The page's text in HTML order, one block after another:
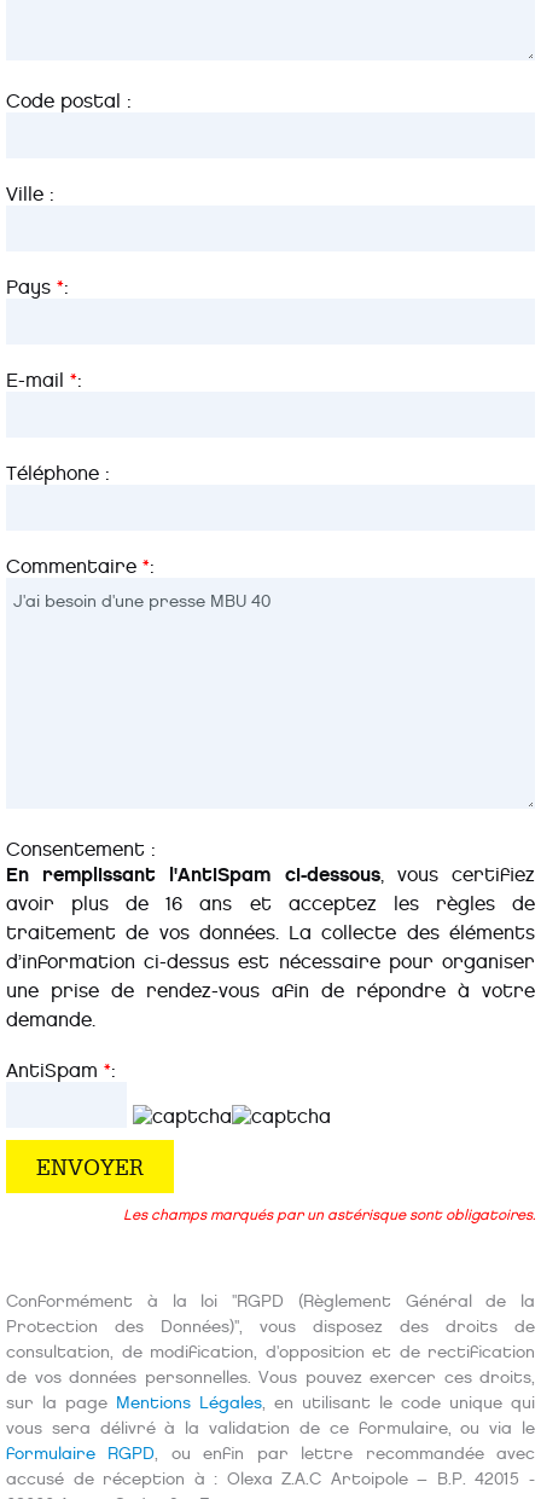
Code postal :
Ville :
Pays *:
E-mail *:
Téléphone :
Commentaire *:
Consentement :
En remplissant l'AntiSpam ci-dessous, vous certifiez
avoir plus de 16 ans et acceptez les règles de
traitement de vos données. La collecte des éléments
d’information ci-dessus est nécessaire pour organiser
une prise de rendez-vous afin de répondre à votre
demande.
AntiSpam *:
Les champs marqués par un astérisque sont obligatoires.
Conformément à la loi "RGPD (Règlement Général de la
Protection des Données)", vous disposez des droits de
consultation, de modification, d'opposition et de rectification
de vos données personnelles. Vous pouvez exercer ces droits,
sur la page Mentions Légales, en utilisant le code unique qui
vous sera délivré à la validation de ce formulaire, ou via le
formulaire RGPD, ou enfin par lettre recommandée avec
accusé de réception à : Olexa Z.A.C Artoipole – B.P. 42015 -